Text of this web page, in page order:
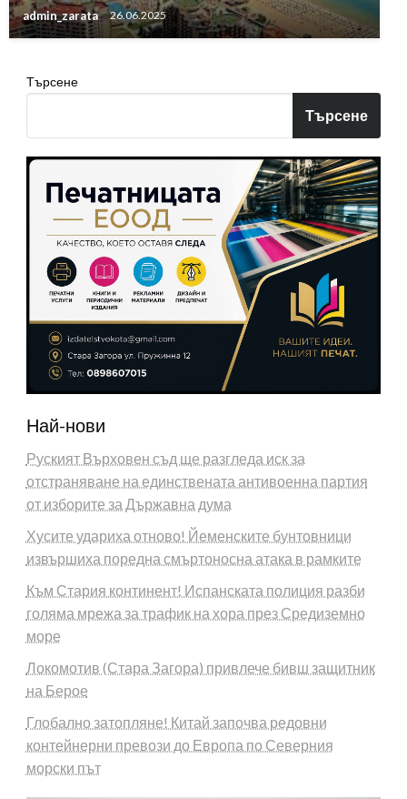
admin_zarata 26.06.2025
Търсене
Търсене
Най-нови
Руският Върховен съд ще разгледа иск за
отстраняване на единствената антивоенна партия
от изборите за Държавна дума
Хусите удариха отново! Йеменските бунтовници
извършиха поредна смъртоносна атака в рамките
Към Стария континент! Испанската полиция разби
голяма мрежа за трафик на хора през Средиземно
море
Локомотив (Стара Загора) привлече бивш защитник
на Берое
Глобално затопляне! Китай започва редовни
контейнерни превози до Европа по Северния
морски път